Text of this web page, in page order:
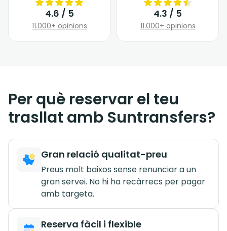
4.6 / 5
11.000+ opinions
4.3 / 5
11.000+ opinions
Per què reservar el teu
trasllat amb Suntransfers?
Gran relació qualitat-preu
Preus molt baixos sense renunciar a un
gran servei. No hi ha recàrrecs per pagar
amb targeta.
Reserva fàcil i flexible